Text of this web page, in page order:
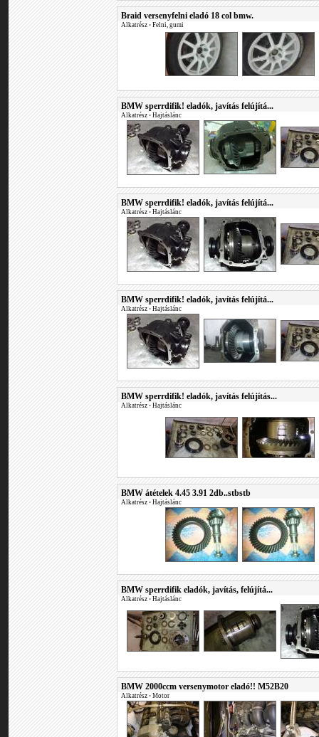
Braid versenyfelni eladó 18 col bmw.
Alkatrész • Felni, gumi
BMW sperrdifik! eladók, javítás felújítá...
Alkatrész • Hajtáslánc
BMW sperrdifik! eladók, javítás felújítá...
Alkatrész • Hajtáslánc
BMW sperrdifik! eladók, javítás felújítá...
Alkatrész • Hajtáslánc
BMW sperrdifik! eladók, javítás felújítás...
Alkatrész • Hajtáslánc
BMW átételek 4.45 3.91 2db..stbstb
Alkatrész • Hajtáslánc
BMW sperrdifik eladók, javítás, felújítá...
Alkatrész • Hajtáslánc
BMW 2000ccm versenymotor eladó!! M52B20
Alkatrész • Motor